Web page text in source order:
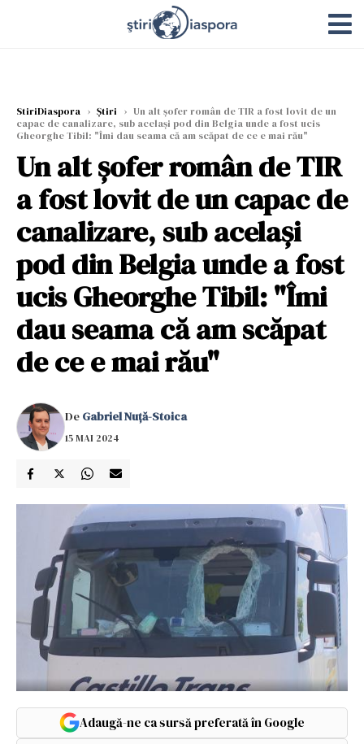
StiriDiaspora › Știri › Un alt șofer român de TIR a fost lovit de un
capac de canalizare, sub același pod din Belgia unde a fost ucis
Gheorghe Tibil: "Îmi dau seama că am scăpat de ce e mai rău"
Un alt șofer român de TIR
a fost lovit de un capac de
canalizare, sub același
pod din Belgia unde a fost
ucis Gheorghe Tibil: "Îmi
dau seama că am scăpat
de ce e mai rău"
De Gabriel Nuță-Stoica
15 MAI 2024
Adaugă-ne ca sursă preferată în Google